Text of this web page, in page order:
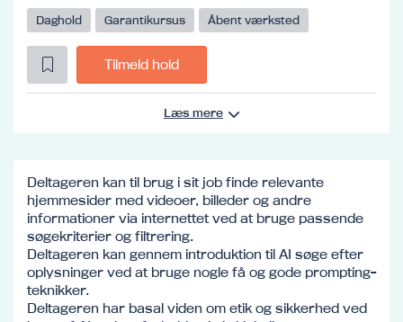
Daghold
Garantikursus Åbent værksted
Tilmeld hold
Læs mere
Deltageren kan til brug i sit job finde relevante
hjemmesider med videoer, billeder og andre
informationer via internettet ved at bruge passende
søgekriterier og filtrering.
Deltageren kan gennem introduktion til AI søge efter
oplysninger ved at bruge nogle få og gode prompting-
teknikker.
Deltageren har basal viden om etik og sikkerhed ved